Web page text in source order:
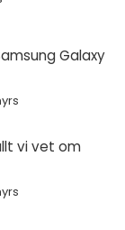
Galaxy
vi vet om